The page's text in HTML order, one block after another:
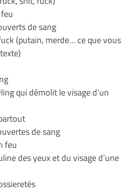
de sang
(putain, merde… ce que vous
qui démolit le visage d’un
de sang
feu
des yeux et du visage d’une